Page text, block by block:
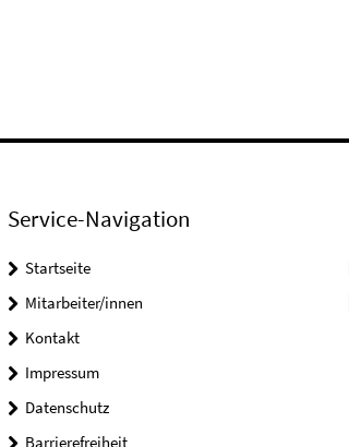
Service-Navigation
Startseite
Mitarbeiter/innen
Kontakt
Impressum
Datenschutz
Barrierefreiheit